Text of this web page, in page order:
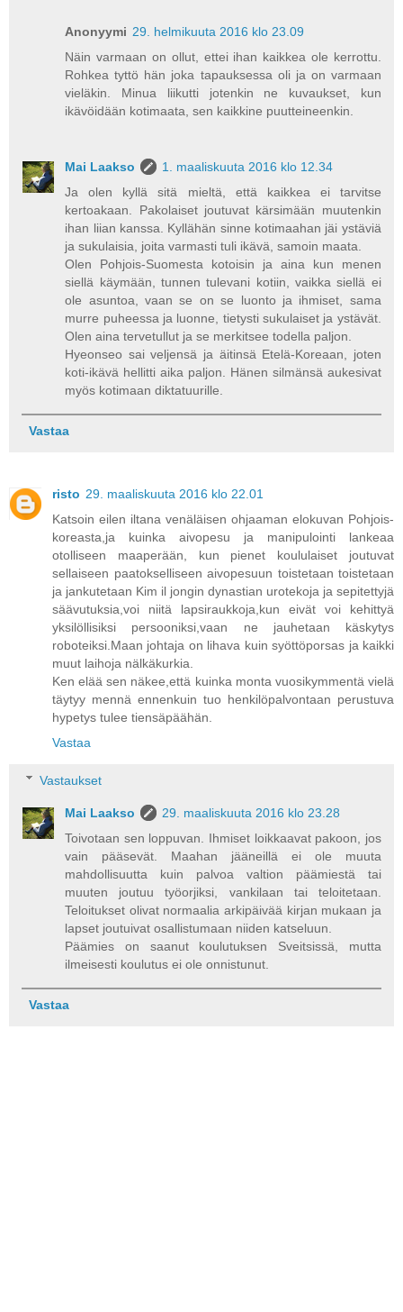
Anonyymi 29. helmikuuta 2016 klo 23.09
Näin varmaan on ollut, ettei ihan kaikkea ole kerrottu.
Rohkea tyttö hän joka tapauksessa oli ja on varmaan
vieläkin. Minua liikutti jotenkin ne kuvaukset, kun
ikävöidään kotimaata, sen kaikkine puutteineenkin.
Mai Laakso
1. maaliskuuta 2016 klo 12.34
Ja olen kyllä sitä mieltä, että kaikkea ei tarvitse
kertoakaan. Pakolaiset joutuvat kärsimään muutenkin
ihan liian kanssa. Kyllähän sinne kotimaahan jäi ystäviä
ja sukulaisia, joita varmasti tuli ikävä, samoin maata.
Olen Pohjois-Suomesta kotoisin ja aina kun menen
siellä käymään, tunnen tulevani kotiin, vaikka siellä ei
ole asuntoa, vaan se on se luonto ja ihmiset, sama
murre puheessa ja luonne, tietysti sukulaiset ja ystävät.
Olen aina tervetullut ja se merkitsee todella paljon.
Hyeonseo sai veljensä ja äitinsä Etelä-Koreaan, joten
koti-ikävä hellitti aika paljon. Hänen silmänsä aukesivat
myös kotimaan diktatuurille.
Vastaa
risto 29. maaliskuuta 2016 klo 22.01
Katsoin eilen iltana venäläisen ohjaaman elokuvan Pohjois-
koreasta,ja kuinka aivopesu ja manipulointi lankeaa
otolliseen maaperään, kun pienet koululaiset joutuvat
sellaiseen paatokselliseen aivopesuun toistetaan toistetaan
ja jankutetaan Kim il jongin dynastian urotekoja ja sepitettyjä
säävutuksia,voi niitä lapsiraukkoja,kun eivät voi kehittyä
yksilöllisiksi persooniksi,vaan ne jauhetaan käskytys
roboteiksi.Maan johtaja on lihava kuin syöttöporsas ja kaikki
muut laihoja nälkäkurkia.
Ken elää sen näkee,että kuinka monta vuosikymmentä vielä
täytyy mennä ennenkuin tuo henkilöpalvontaan perustuva
hypetys tulee tiensäpäähän.
Vastaa
Vastaukset
Mai Laakso
29. maaliskuuta 2016 klo 23.28
Toivotaan sen loppuvan. Ihmiset loikkaavat pakoon, jos
vain pääsevät. Maahan jääneillä ei ole muuta
mahdollisuutta kuin palvoa valtion päämiestä tai
muuten joutuu työorjiksi, vankilaan tai teloitetaan.
Teloitukset olivat normaalia arkipäivää kirjan mukaan ja
lapset joutuivat osallistumaan niiden katseluun.
Päämies on saanut koulutuksen Sveitsissä, mutta
ilmeisesti koulutus ei ole onnistunut.
Vastaa